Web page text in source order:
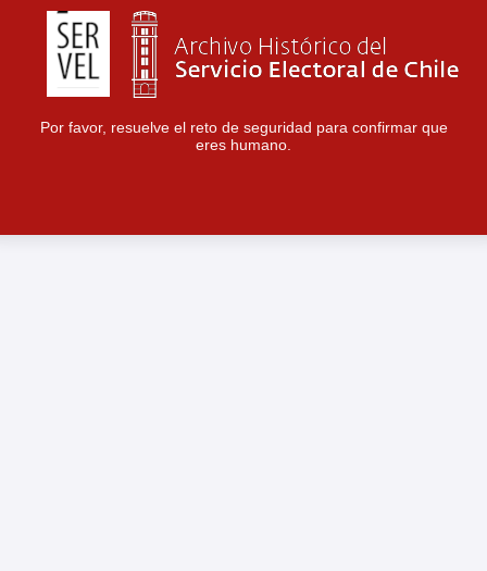
Por favor, resuelve el reto de seguridad para confirmar que
eres humano.